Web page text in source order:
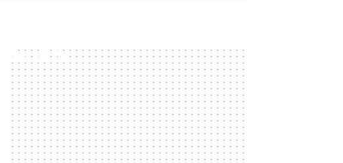
300 x 600